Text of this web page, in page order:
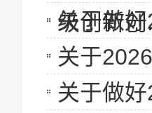
级创新
关于做
关于
关于做